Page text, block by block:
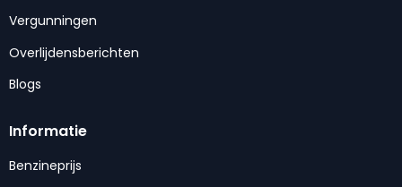
Vergunningen
Overlijdensberichten
Blogs
Informatie
Benzineprijs